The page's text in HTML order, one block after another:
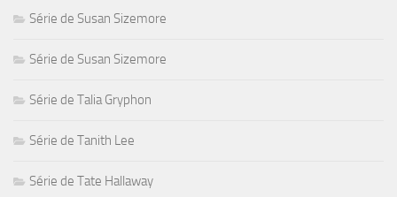
Série de Susan Sizemore
Série de Susan Sizemore
Série de Talia Gryphon
Série de Tanith Lee
Série de Tate Hallaway